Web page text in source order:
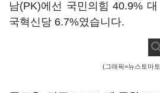
남(PK)에선 국민의힘 40.9%
국혁신당 6.7%였습니다.
(그래픽=뉴스토마